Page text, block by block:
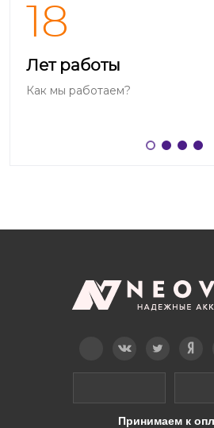
18
Лет работы
Как мы работаем?
Принимаем к